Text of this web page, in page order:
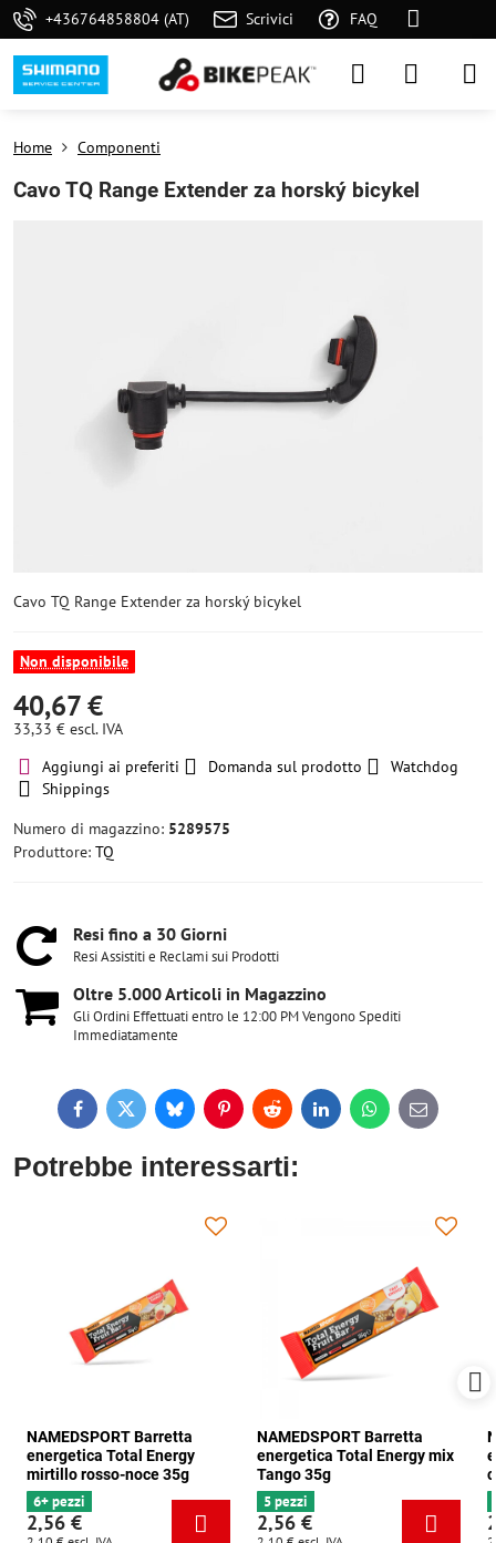
+436764858804 (AT) Scrivici FAQ
Home Componenti
Cavo TQ Range Extender za horský bicykel
Cavo TQ Range Extender za horský bicykel
Non disponibile
40,67 €
33,33 € escl. IVA
Aggiungi ai preferiti
Domanda sul prodotto
Watchdog
Shippings
Numero di magazzino: 5289575
Produttore: TQ
Resi fino a 30 Giorni
Resi Assistiti e Reclami sui Prodotti
Oltre 5​.000 Articoli in Magazzino
Gli Ordini Effettuati entro le 12:00 PM Vengono Spediti
Immediatamente
FacebookTwitterBlueskyPinterestReddit LinkedInWhatsApp
E-
mail
Potrebbe interessarti:
NAMEDSPORT Barretta
energetica Total Energy
mirtillo rosso-noce 35g
6+ pezzi
2,56 €
NAMEDSPORT Barretta
energetica Total Energy mix
Tango 35g
5 pezzi
2,56 €